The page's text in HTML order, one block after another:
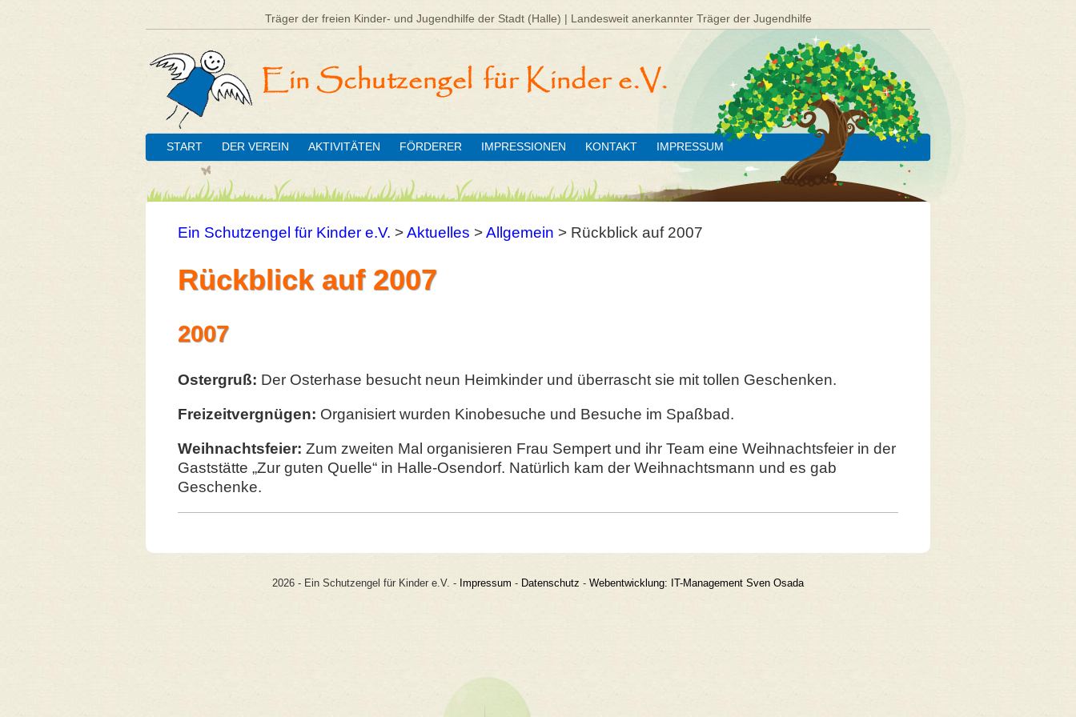
Träger der freien Kinder- und Jugendhilfe der Stadt (Halle) | Landesweit anerkannter Träger der Jugendhilfe
START DER VEREIN AKTIVITÄTEN FÖRDERER IMPRESSIONEN KONTAKT IMPRESSUM
Ein Schutzengel für Kinder e.V. >Aktuelles >Allgemein > Rückblick auf 2007
Rückblick auf 2007
2007
Ostergruß: Der Osterhase besucht neun Heimkinder und überrascht sie mit tollen Geschenken.
Freizeitvergnügen: Organisiert wurden Kinobesuche und Besuche im Spaßbad.
Weihnachtsfeier: Zum zweiten Mal organisieren Frau Sempert und ihr Team eine Weihnachtsfeier in der
Gaststätte „Zur guten Quelle“ in Halle-Osendorf. Natürlich kam der Weihnachtsmann und es gab
Geschenke.
2026 - Ein Schutzengel für Kinder e.V. - Impressum - Datenschutz - Webentwicklung: IT-Management Sven Osada